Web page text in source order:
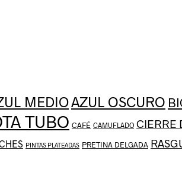
MEDIOAZUL OSCURO
TUBO CAFÉ CAMUFLADO CIERRE
PINTAS PLATEADAS PRETINA DELGADA